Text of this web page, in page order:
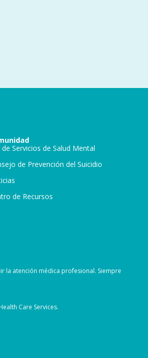
de Servicios de Salud Mental
de Prevención del Suicidio
de Recursos
la atención médica profesional. Siempre
Care Services.